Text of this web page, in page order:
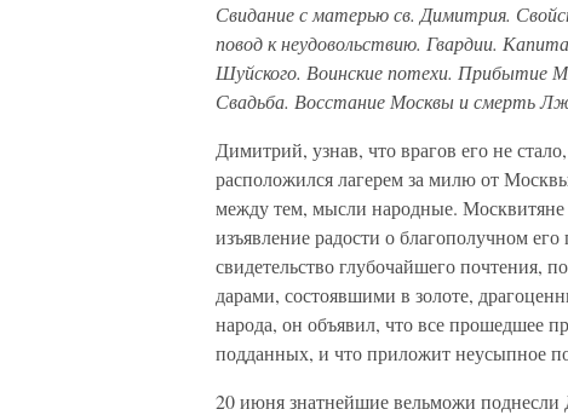
Свидание с матерью св. Димитрия.
повод к неудовольствию. Гвардии.
Шуйского. Воинские потехи. Прибытие
Свадьба. Восстание Москвы и смерть
Димитрий, узнав, что врагов его не
расположился лагерем за милю от
между тем, мысли народные. Москвитяне
изъявление радости о благополучном
свидетельство глубочайшего почтения,
дарами, состоявшими в золоте,
народа, он объявил, что все прошедшее
подданных, и что приложит неусыпное
20 июня знатнейшие вельможи